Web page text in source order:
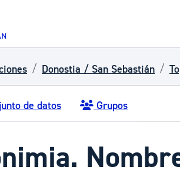
Donostia / San Sebastián
de datos Grupos